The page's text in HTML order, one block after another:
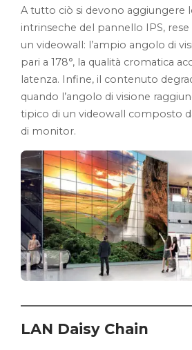
A tutto ciò si devono aggiungere
intrinseche del pannello IPS,
un videowall: l’ampio angolo di
pari a 178°, la qualità cromatica
latenza. Infine, il contenuto
quando l’angolo di visione
tipico di un videowall composto
di monitor.
LAN Daisy Chain